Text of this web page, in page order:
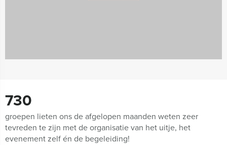
730
groepen lieten ons de afgelopen maanden weten zeer
tevreden te zijn met de organisatie van het uitje, het
evenement zelf én de begeleiding!